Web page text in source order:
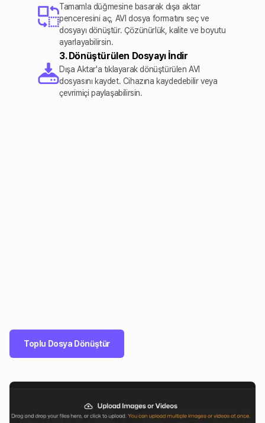
Tamamla düğmesine basarak dışa aktar
penceresini aç, AVI dosya formatını seç ve
dosyayı dönüştür. Çözünürlük, kalite ve boyutu
ayarlayabilirsin.
3. Dönüştürülen Dosyayı İndir
Dışa Aktar'a tıklayarak dönüştürülen AVI
dosyasını kaydet. Cihazına kaydedebilir veya
çevrimiçi paylaşabilirsin.
Toplu Dosya Dönüştür